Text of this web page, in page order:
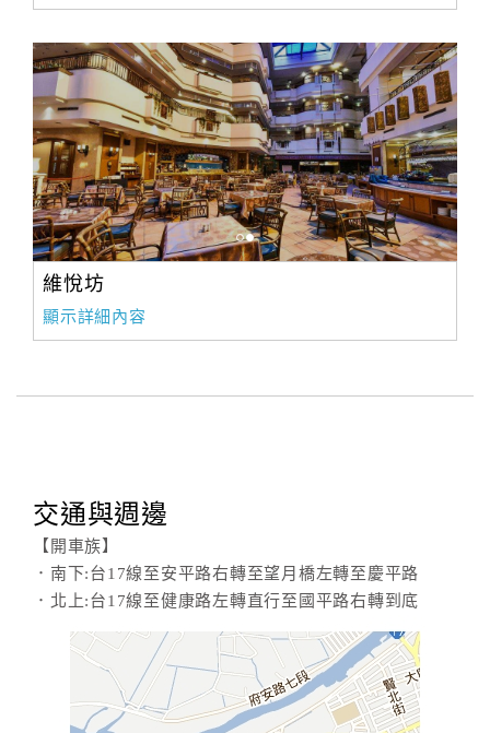
維悅坊
顯示詳細內容
交通與週邊
【開車族】
．南下:台17線至安平路右轉至望月橋左轉至慶平路
．北上:台17線至健康路左轉直行至國平路右轉到底